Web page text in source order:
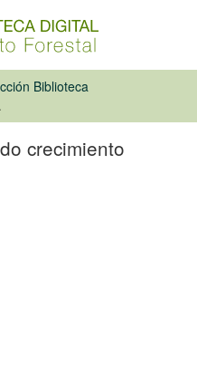
Biblioteca
crecimiento